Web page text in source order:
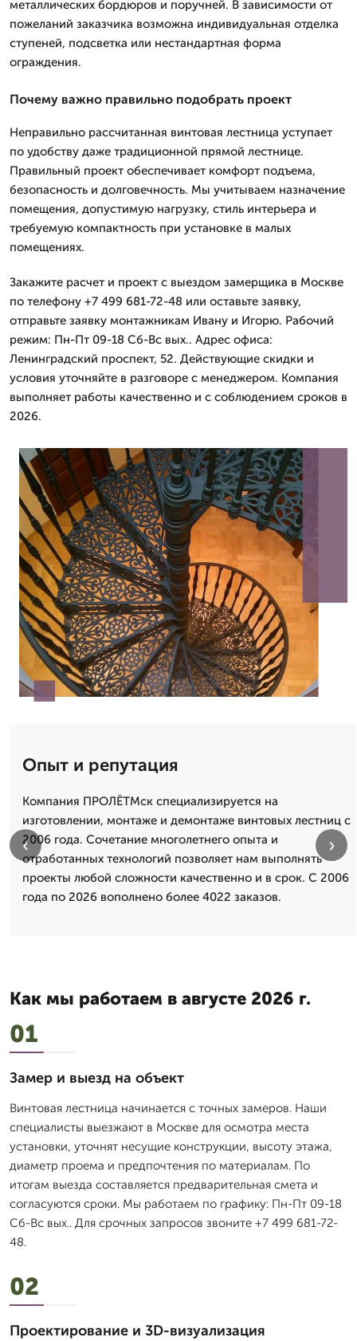
металлических бордюров и поручней. В зависимости от
пожеланий заказчика возможна индивидуальная отделка
ступеней, подсветка или нестандартная форма
ограждения.
Почему важно правильно подобрать проект
Неправильно рассчитанная винтовая лестница уступает
по удобству даже традиционной прямой лестнице.
Правильный проект обеспечивает комфорт подъема,
безопасность и долговечность. Мы учитываем назначение
помещения, допустимую нагрузку, стиль интерьера и
требуемую компактность при установке в малых
помещениях.
Закажите расчет и проект с выездом замерщика в Москве
по телефону +7 499 681-72-48 или оставьте заявку,
отправьте заявку монтажникам Ивану и Игорю. Рабочий
режим: Пн-Пт 09-18 Сб-Вс вых.. Адрес офиса:
Ленинградский проспект, 52. Действующие скидки и
условия уточняйте в разговоре с менеджером. Компания
выполняет работы качественно и с соблюдением сроков в
2026.
Опыт и репутация
Компания ПРОЛЁТМск специализируется на
изготовлении, монтаже и демонтаже винтовых лестниц с
2006 года. Сочетание многолетнего опыта и
отработанных технологий позволяет нам выполнять
проекты любой сложности качественно и в срок. С 2006
года по 2026 вополнено более 4022 заказов.
‹ ›
Как мы работаем в августе 2026 г.
01
Замер и выезд на объект
Винтовая лестница начинается с точных замеров. Наши
специалисты выезжают в Москве для осмотра места
установки, уточнят несущие конструкции, высоту этажа,
диаметр проема и предпочтения по материалам. По
итогам выезда составляется предварительная смета и
согласуются сроки. Мы работаем по графику: Пн-Пт 09-18
Сб-Вс вых.. Для срочных запросов звоните +7 499 681-72-
48.
02
Проектирование и 3D-визуализация